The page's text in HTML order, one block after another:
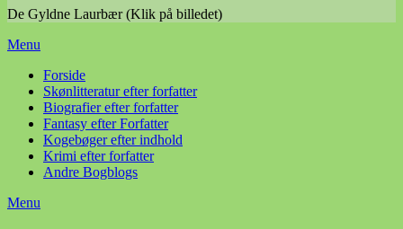
De Gyldne Laurbær (Klik på billedet)
Menu
Forside
Skønlitteratur efter forfatter
Biografier efter forfatter
Fantasy efter Forfatter
Kogebøger efter indhold
Krimi efter forfatter
Andre Bogblogs
Menu